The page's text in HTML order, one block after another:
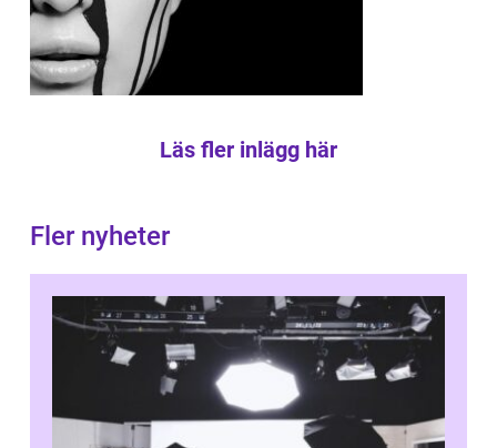
Läs fler inlägg här
Fler nyheter